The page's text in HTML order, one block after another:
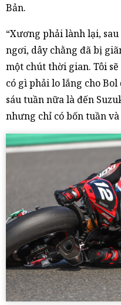
Bản.
“Xương phải lành lại,
ngơi, dây chằng đã bị
một chút thời gian. Tôi
có gì phải lo lắng cho
sáu tuần nữa là đến
nhưng chỉ có bốn tuần